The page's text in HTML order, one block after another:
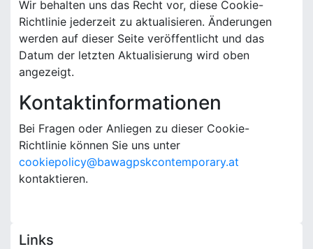
Wir behalten uns das Recht vor, diese Cookie-
Richtlinie jederzeit zu aktualisieren. Änderungen
werden auf dieser Seite veröffentlicht und das
Datum der letzten Aktualisierung wird oben
angezeigt.
Kontaktinformationen
Bei Fragen oder Anliegen zu dieser Cookie-
Richtlinie können Sie uns unter
cookiepolicy@bawagpskcontemporary.at
kontaktieren.
Links